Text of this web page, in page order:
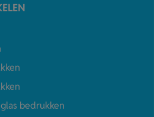
bedrukken